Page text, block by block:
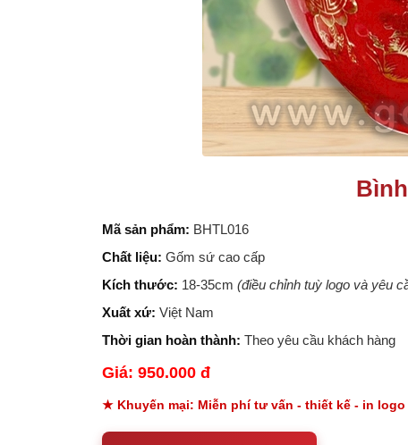
Mã sản phẩm: BHTL016
Chất liệu: Gốm sứ cao cấp
Kích thước: 18-35cm (điều chỉnh tuỳ logo và yêu
Xuất xứ: Việt Nam
Thời gian hoàn thành: Theo yêu cầu khách hàng
Giá: 950.000 đ
★ Khuyến mại: Miễn phí tư vấn - thiết kế - in